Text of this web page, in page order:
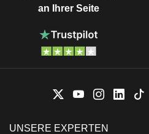
an Ihrer Seite
UNSERE EXPERTEN